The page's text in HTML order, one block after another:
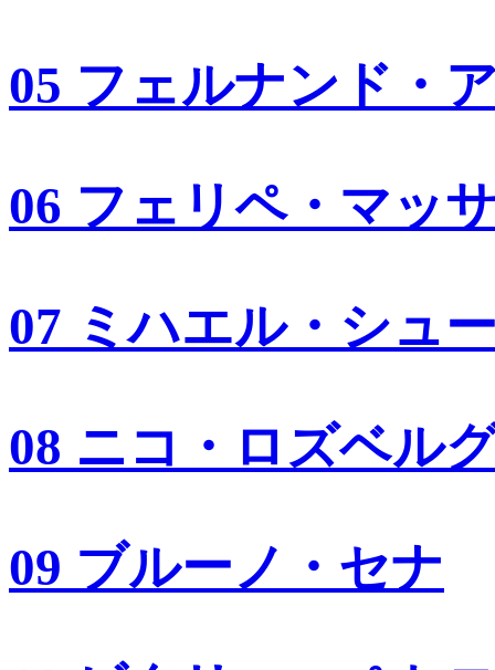
05 フェルナンド・
06 フェリペ・マッ
07 ミハエル・シュ
08 ニコ・ロズベル
09 ブルーノ・セナ